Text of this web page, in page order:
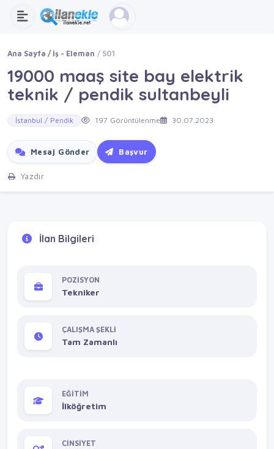
Ana Sayfa İş - Eleman 501
19000 maaş site bay elektrik
teknik / pendik sultanbeyli
İstanbul / Pendik 197 Görüntülenme 30.07.2023
Mesaj Gönder Başvur
Yazdır
İlan Bilgileri
POZİSYON
Tekniker
ÇALIŞMA ŞEKLİ
Tam Zamanlı
EĞİTİM
İlköğretim
CİNSİYET